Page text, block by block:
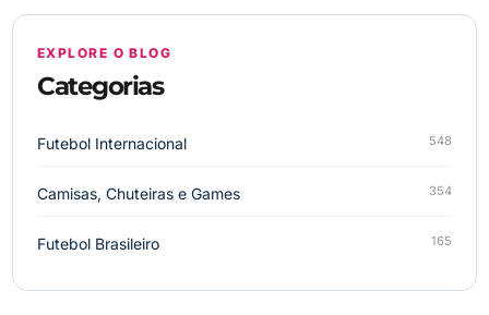
EXPLORE O BLOG
Categorias
Futebol Internacional 548
Camisas, Chuteiras e Games 354
Futebol Brasileiro 165